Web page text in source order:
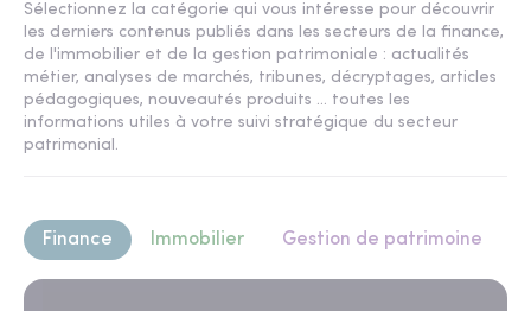
Sélectionnez la catégorie qui vous intéresse pour découvrir
les derniers contenus publiés dans les secteurs de la finance,
de l'immobilier et de la gestion patrimoniale : actualités
métier, analyses de marchés, tribunes, décryptages, articles
pédagogiques, nouveautés produits ... toutes les
informations utiles à votre suivi stratégique du secteur
patrimonial.
Finance Immobilier Gestion de patrimoine